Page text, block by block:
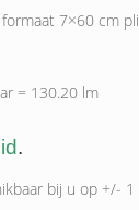
7×60 cm
= 130.20 lm
.
bij u op +/- 1